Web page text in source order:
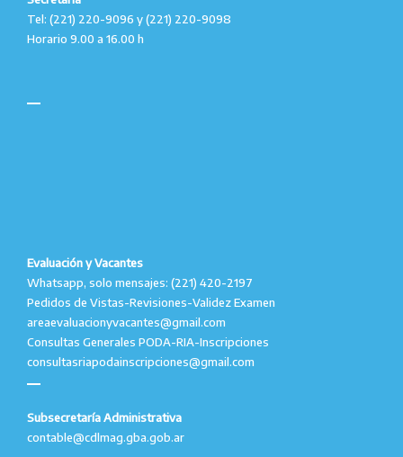
Tel: (221) 220-9096 y (221) 220-9098
Horario 9.00 a 16.00 h
Evaluación y Vacantes
Whatsapp, solo mensajes: (221) 420-2197
Pedidos de Vistas-Revisiones-Validez Examen
areaevaluacionyvacantes@gmail.com
Consultas Generales PODA-RIA-Inscripciones
consultasriapodainscripciones@gmail.com
Subsecretaría Administrativa
contable@cdlmag.gba.gob.ar